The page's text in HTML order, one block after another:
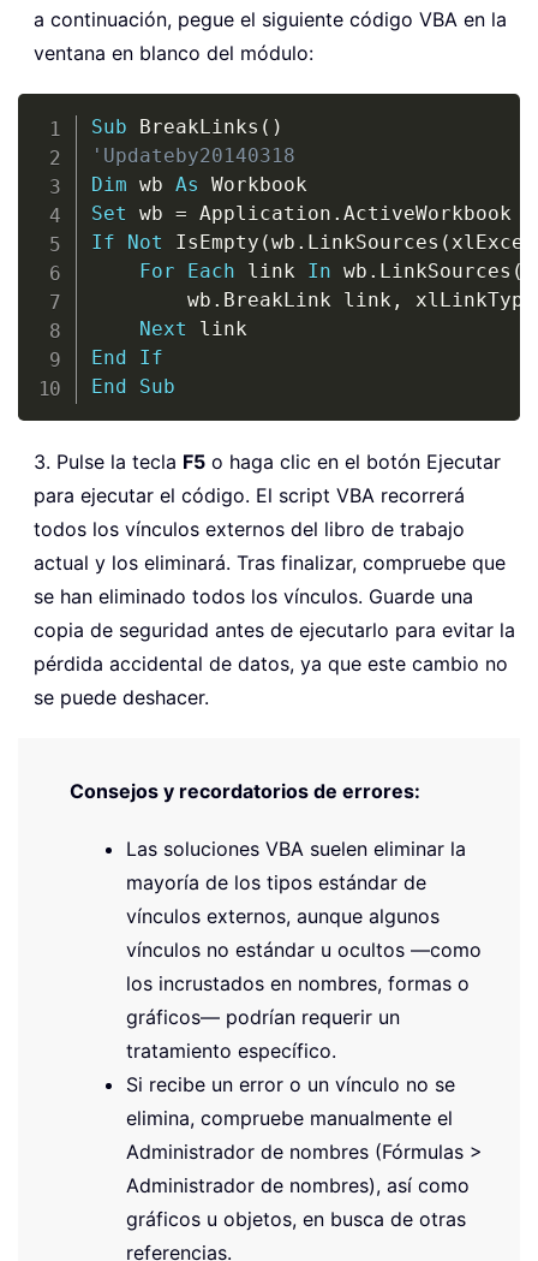
a continuación, pegue el siguiente código VBA en la
ventana en blanco del módulo:
Sub BreakLinks ( )
'Updateby20140318
Dim wb As
Set wb = Application .
If
Not IsEmpty (wb . LinkSources (
For
Each link In wb . LinkSources (
        wb
. BreakLink link ,
Next
End
If
End
Sub
3. Pulse la tecla F5 o haga clic en el botón Ejecutar
para ejecutar el código. El script VBA recorrerá
todos los vínculos externos del libro de trabajo
actual y los eliminará. Tras finalizar, compruebe que
se han eliminado todos los vínculos. Guarde una
copia de seguridad antes de ejecutarlo para evitar la
pérdida accidental de datos, ya que este cambio no
se puede deshacer.
Consejos y recordatorios de errores:
Las soluciones VBA suelen eliminar la
mayoría de los tipos estándar de
vínculos externos, aunque algunos
vínculos no estándar u ocultos —como
los incrustados en nombres, formas o
gráficos— podrían requerir un
tratamiento específico.
Si recibe un error o un vínculo no se
elimina, compruebe manualmente el
Administrador de nombres (Fórmulas >
Administrador de nombres), así como
gráficos u objetos, en busca de otras
referencias.